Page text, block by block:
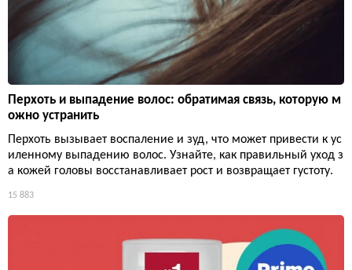
Перхоть и выпадение волос: обратимая связь, которую м
ожно устранить
Перхоть вызывает воспаление и зуд, что может привести к ус
иленному выпадению волос. Узнайте, как правильный уход з
а кожей головы восстанавливает рост и возвращает густоту.
15 883